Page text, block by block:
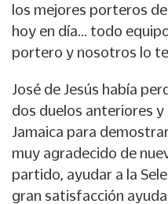
los mejores porteros
hoy en día... todo
portero y nosotros lo
José de Jesús había
dos duelos anteriores
Jamaica para
muy agradecido de
partido, ayudar a la
gran satisfacción